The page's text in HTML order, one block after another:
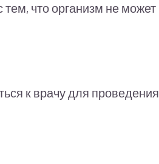
что организм не может
к врачу для проведения